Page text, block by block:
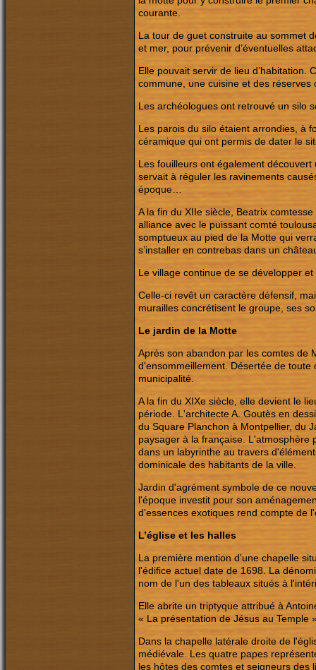
courante.
La tour de guet construite au sommet
et mer, pour prévenir d’éventuelles
Elle pouvait servir de lieu d’habitation.
commune, une cuisine et des réserves
Les archéologues ont retrouvé un silo
Les parois du silo étaient arrondies, à
céramique qui ont permis de dater le
Les fouilleurs ont également
servait à réguler les ravinements
époque…
A la fin du XIIe siècle, Beatrix
alliance avec le puissant comté
somptueux au pied de la Motte qui
s’installer en contrebas dans un
Le village continue de se développer
Celle-ci revêt un caractère défensif,
murailles concrétisent le groupe, ses
Le jardin de la Motte
Après son abandon par les comtes de
d'ensommeillement. Désertée de
municipalité.
A la fin du XIXe siècle, elle devient le
période. L'architecte A. Goutès en
du Square Planchon à Montpellier, du
paysager à la française.
dans un labyrinthe au travers
dominicale des habitants de la ville.
Jardin d'agrément symbole de ce
l'époque investit pour son
d'essences exotiques rend compte de
L’église et les halles
La première mention d'une chapelle
l'édifice actuel date de 1698. La
nom de l'un des tableaux situés à
Elle abrite un triptyque attribué à
« La présentation de Jésus au Temple
Dans la chapelle latérale droite de
médiévale. Les quatre papes
les hôtes des comtes et seigneurs